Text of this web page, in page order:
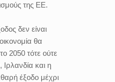
της ΕΕ.
δεν είναι
θα
2050 τότε ούτε
Ιρλανδία και η
έξοδο μέχρι